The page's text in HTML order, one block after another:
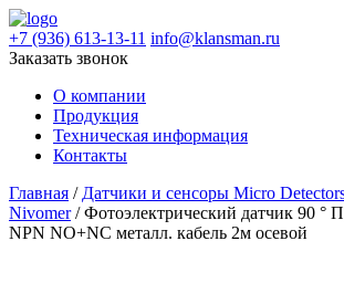
+7 (936) 613-13-11 info@klansman.ru
Заказать звонок
О компании
Продукция
Техническая информация
Контакты
Главная / Датчики и сенсоры Micro
Nivomer/ Фотоэлектрический датчик 90 °
NPN NO+NC металл. кабель 2м осевой